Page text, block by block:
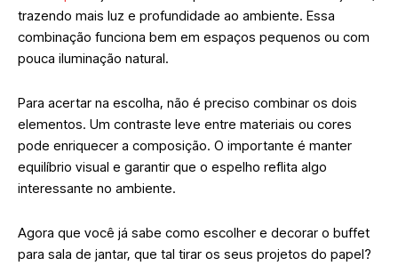
trazendo mais luz e profundidade ao ambiente. Essa
combinação funciona bem em espaços pequenos ou com
pouca iluminação natural.
Para acertar na escolha, não é preciso combinar os dois
elementos. Um contraste leve entre materiais ou cores
pode enriquecer a composição. O importante é manter
equilíbrio visual e garantir que o espelho reflita algo
interessante no ambiente.
Agora que você já sabe como escolher e decorar o buffet
para sala de jantar, que tal tirar os seus projetos do papel?